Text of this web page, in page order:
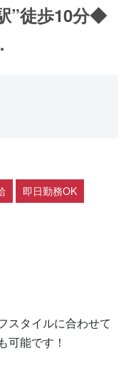
”徒歩10分◆
即日勤務OK
スタイルに合わせて
可能です！